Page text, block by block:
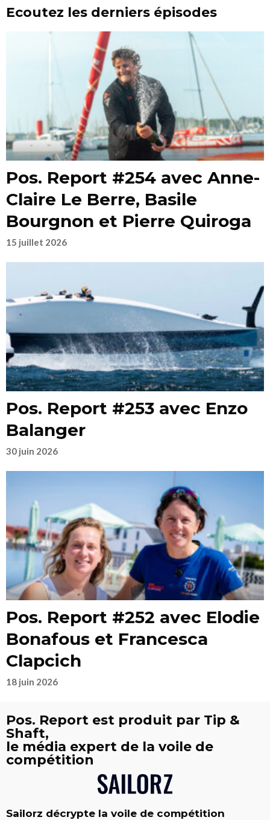
Ecoutez les derniers épisodes
Pos. Report #254 avec Anne-
Claire Le Berre, Basile
Bourgnon et Pierre Quiroga
15 juillet 2026
Pos. Report #253 avec Enzo
Balanger
30 juin 2026
Pos. Report #252 avec Elodie
Bonafous et Francesca
Clapcich
18 juin 2026
Pos. Report est produit par Tip &
Shaft,
le média expert de la voile de
compétition
Sailorz décrypte la voile de compétition